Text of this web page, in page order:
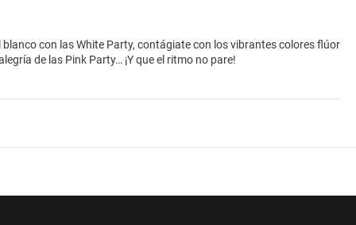
con las White Party, contágiate con los vibrantes colores flúor
de las Pink Party… ¡Y que el ritmo no pare!